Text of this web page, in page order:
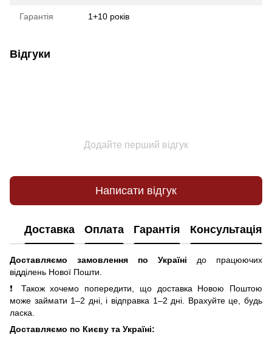
Гарантія 1+10 років
Відгуки
Додайте перший відгук
Написати відгук
Доставка Оплата Гарантія Консультація
Доставляємо замовлення по Україні
до працюючих
відділень Нової Пошти.
❗ Також хочемо попередити, що доставка Новою Поштою
може займати 1–2 дні, і відправка 1–2 дні. Врахуйте це, будь
ласка.
Доставляємо по Києву та Україні: